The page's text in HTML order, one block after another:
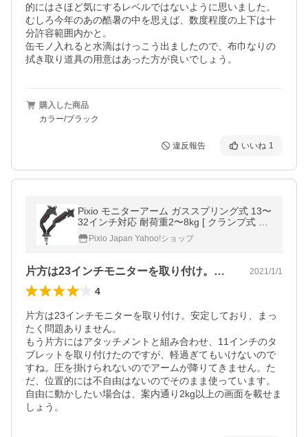
的にはさほど気にするレベルではないように思いました。
むしろ今年のあの酷暑の中を思えば、数度程度の上下は十
分許容範囲内かと。
缶モノ入れると水滴はけっこう出ましたので、布巾なりの
拭き取り道具の用意はあった方が良いでしょう。
購入した商品
カラー/ブラック
違反報告 いいね 1
Pixio モニターアーム ガススプリング式 13〜
32インチ対応 耐荷重2〜8kg [ クランプ式 ＆
グロメット式 ] [ VESA75x75 ＆ 100x100] デ
ュアルディスプレイ用
Pixio Japan Yahoo!ショップ
片方は23インチモニターを取り付け。安… 2021/1/1
4
片方は23インチモニターを取り付け。安定しており、まっ
たく問題ありません。
もう片方にはアタッチメントと組み合わせ、11インチのタ
ブレットを取り付けたのですが、軽過ぎてもいけないので
すね。圧を掛けられないのでアームが降りてきません。た
だ、位置的には不自由はないのでそのまま使っています。
自由に動かしたい場合は、案内通り2kg以上の画面を載せま
しょう。